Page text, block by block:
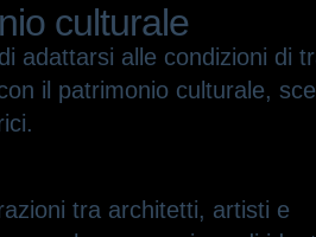
culturale
adattarsi alle condizioni di
il patrimonio culturale,
tra architetti, artisti e